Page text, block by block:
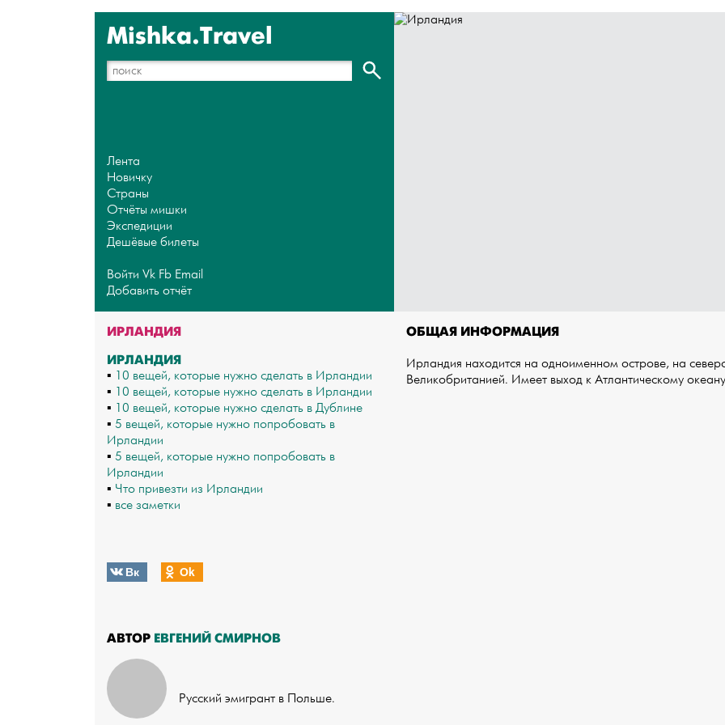
Mishka.Travel
Лента
Новичку
Страны
Отчёты мишки
Экспедиции
Дешёвые билеты
Войти Vk Fb Email
Добавить отчёт
ИРЛАНДИЯ
ИРЛАНДИЯ
▪ 10 вещей, которые нужно сделать в Ирландии
▪ 10 вещей, которые нужно сделать в Ирландии
▪ 10 вещей, которые нужно сделать в Дублине
▪ 5 вещей, которые нужно попробовать в
Ирландии
▪ 5 вещей, которые нужно попробовать в
Ирландии
▪ Что привезти из Ирландии
▪ все заметки
Вк Оk
АВТОР ЕВГЕНИЙ СМИРНОВ
Русский эмигрант в Польше.
ОБЩАЯ ИНФОРМАЦИЯ
Ирландия находится на одноименном острове, на
Великобританией. Имеет выход к Атлантическому